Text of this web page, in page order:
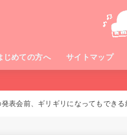
じめての方へ サイトマップ
表会前、ギリギリになってもでき